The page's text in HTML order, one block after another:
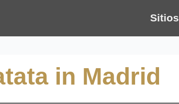
Sitios
in Madrid